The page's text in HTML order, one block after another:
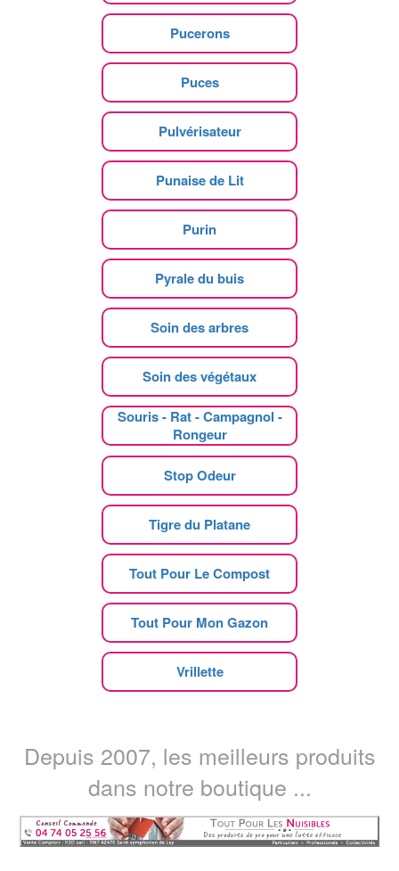
Pucerons
Puces
Pulvérisateur
Punaise de Lit
Purin
Pyrale du buis
Soin des arbres
Soin des végétaux
Souris - Rat - Campagnol -
Rongeur
Stop Odeur
Tigre du Platane
Tout Pour Le Compost
Tout Pour Mon Gazon
Vrillette
Depuis 2007, les meilleurs produits
dans notre boutique ...